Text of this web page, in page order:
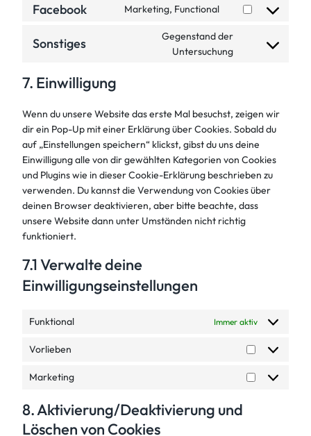
wordpress
Facebook Marketing, Functional
Consent
Sonstiges
Gegenstand der
Untersuchung
Consent
7. Einwilligung
Wenn du unsere Website das erste Mal besuchst, zeigen wir
dir ein Pop-Up mit einer Erklärung über Cookies. Sobald du
auf „Einstellungen speichern“ klickst, gibst du uns deine
Einwilligung alle von dir gewählten Kategorien von Cookies
und Plugins wie in dieser Cookie-Erklärung beschrieben zu
verwenden. Du kannst die Verwendung von Cookies über
deinen Browser deaktivieren, aber bitte beachte, dass
unsere Website dann unter Umständen nicht richtig
funktioniert.
7.1 Verwalte deine
Einwilligungseinstellungen
Funktional Immer aktiv
Vorlieben
Vorlieben
Marketing
Marketing
8. Aktivierung/Deaktivierung und
Löschen von Cookies